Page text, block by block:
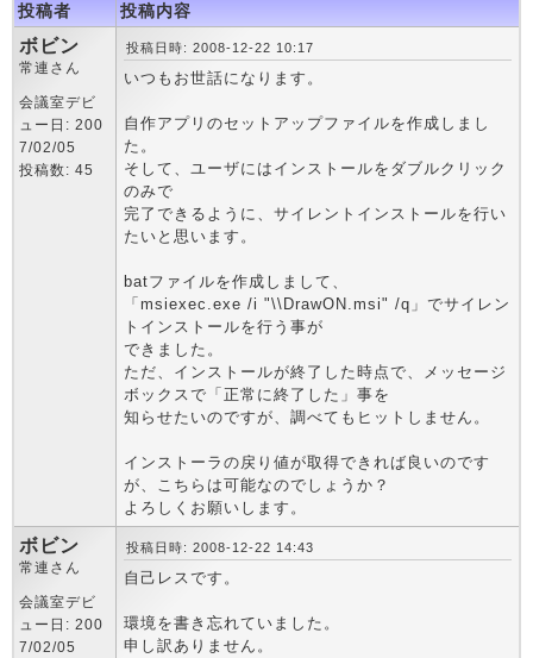
投稿者 投稿内容
ボビン
常連さん
会議室デビ
ュー日: 200
7/02/05
投稿数: 45
投稿日時: 2008-12-22 10:17
いつもお世話になります。
自作アプリのセットアップファイルを作成しまし
た。
そして、ユーザにはインストールをダブルクリック
のみで
完了できるように、サイレントインストールを行い
たいと思います。
batファイルを作成しまして、
「msiexec.exe /i "\\DrawON.msi" /q」でサイレン
トインストールを行う事が
できました。
ただ、インストールが終了した時点で、メッセージ
ボックスで「正常に終了した」事を
知らせたいのですが、調べてもヒットしません。
インストーラの戻り値が取得できれば良いのです
が、こちらは可能なのでしょうか？
よろしくお願いします。
ボビン
常連さん
会議室デビ
ュー日: 200
7/02/05
投稿日時: 2008-12-22 14:43
自己レスです。
環境を書き忘れていました。
申し訳ありません。